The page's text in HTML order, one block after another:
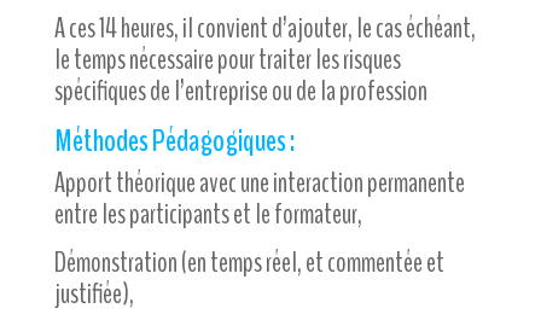
A ces 14 heures, il convient d’ajouter, le cas échéant,
le temps nécessaire pour traiter les risques
spécifiques de l’entreprise ou de la profession
Méthodes Pédagogiques :
Apport théorique avec une interaction permanente
entre les participants et le formateur,
Démonstration (en temps réel, et commentée et
justifiée),